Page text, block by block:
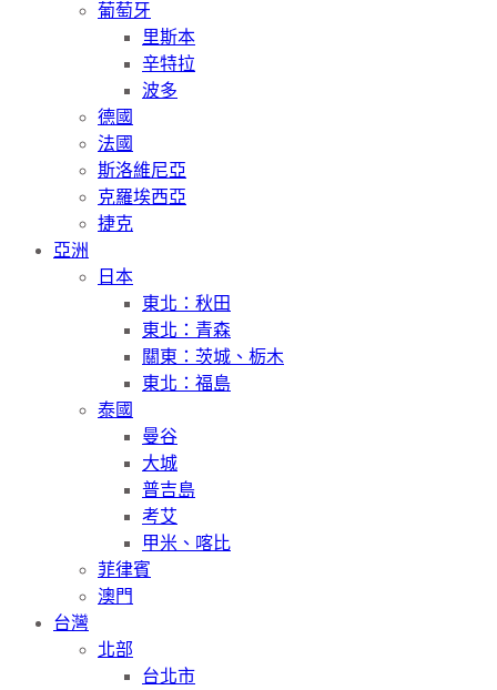
葡萄牙
里斯本
辛特拉
波多
德國
法國
斯洛維尼亞
克羅埃西亞
捷克
亞洲
日本
東北：秋田
東北：青森
關東：茨城、栃木
東北：福島
泰國
曼谷
大城
普吉島
考艾
甲米、喀比
菲律賓
澳門
台灣
北部
台北市